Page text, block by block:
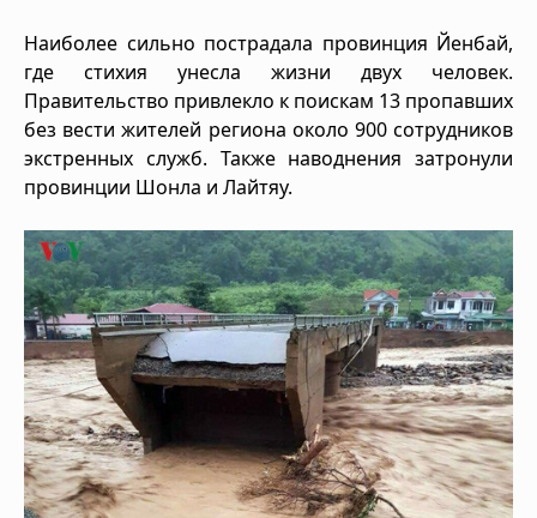
Наиболее сильно пострадала провинция Йенбай,
где стихия унесла жизни двух человек.
Правительство привлекло к поискам 13 пропавших
без вести жителей региона около 900 сотрудников
экстренных служб. Также наводнения затронули
провинции Шонла и Лайтяу.